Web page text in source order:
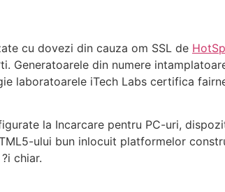
cu dovezi din cauza om SSL de
Generatoarele din numere
laboratoarele iTech Labs certifica
la Incarcare pentru PC-uri,
ului bun inlocuit platformelor
chiar.